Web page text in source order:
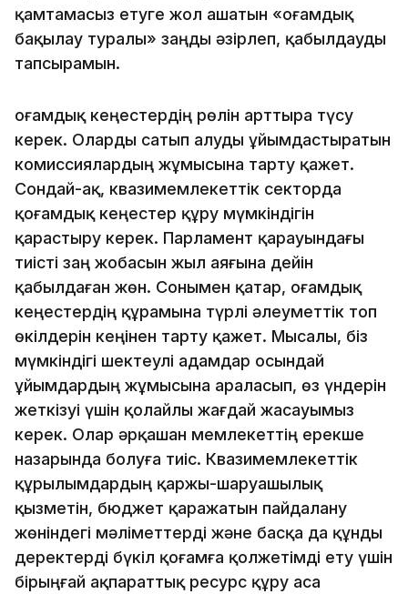
қамтамасыз етуге жол ашатын «Қоғамдық
бақылау туралы» заңды әзірлеп, қабылдауды
тапсырамын.
Қоғамдық кеңестердің рөлін арттыра түсу
керек. Оларды сатып алуды ұйымдастыратын
комиссиялардың жұмысына тарту қажет.
Сондай-ақ, квазимемлекеттік секторда
қоғамдық кеңестер құру мүмкіндігін
қарастыру керек. Парламент қарауындағы
тиісті заң жобасын жыл аяғына дейін
қабылдаған жөн. Сонымен қатар, Қоғамдық
кеңестердің құрамына түрлі әлеуметтік топ
өкілдерін кеңінен тарту қажет. Мысалы, біз
мүмкіндігі шектеулі адамдар осындай
ұйымдардың жұмысына араласып, өз үндерін
жеткізуі үшін қолайлы жағдай жасауымыз
керек. Олар әрқашан мемлекеттің ерекше
назарында болуға тиіс. Квазимемлекеттік
құрылымдардың қаржы-шаруашылық
қызметін, бюджет қаражатын пайдалану
жөніндегі мәліметтерді және басқа да құнды
деректерді бүкіл қоғамға қолжетімді ету үшін
бірыңғай ақпараттық ресурс құру аса